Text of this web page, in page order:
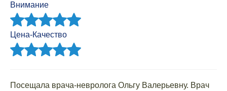
Внимание
Цена-Качество
Посещала врача-невролога Ольгу Валерьевну. Врач